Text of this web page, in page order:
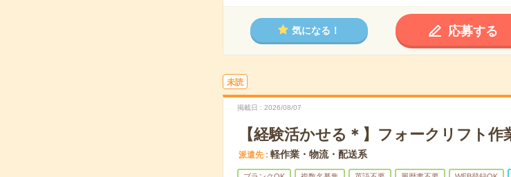
気になる！ 応募する
未読
掲載日 2026/08/07
【経験活かせる＊】フォークリフト作
派遣先 軽作業・物流・配送系